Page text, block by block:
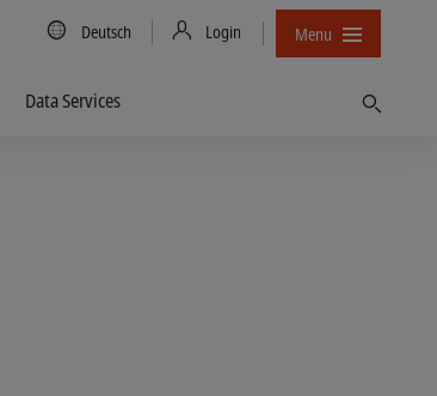
Country/Language
Deutsch Login Menu
Data Services